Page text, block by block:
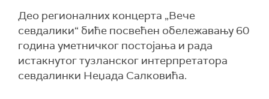
Део регионалних концерта „Вече
севдалики“ биће посвећен обележавању 60
година уметничког постојања и рада
истакнутог тузланског интерпретатора
севдалинки Неџада Салковића.